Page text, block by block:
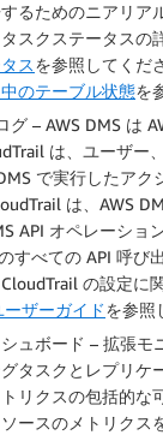
るためのニアリア
スクステータスの
スを参照してくだ
のテーブル状態を
グ – AWS DMS は
は、ユーザー
で実行したアク
は、AWS
API オペレーショ
すべての API 呼び
の設定に
ザーガイドを参照
ュボード – 拡張モ
タスクとレプリケ
リクスの包括的な
ースのメトリクス